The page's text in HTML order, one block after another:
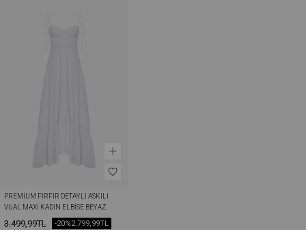
PREMIUM FIRFIR DETAYLI ASKILI
VUAL MAXI KADIN ELBISE BEYAZ
3.499,99TL 2.799,99TL
-20%